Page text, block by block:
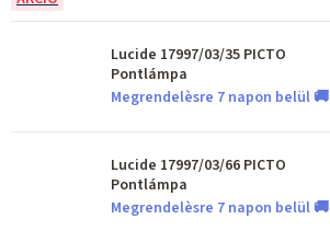
Lucide 17997/03/35 PICTO
Pontlámpa
Megrendelèsre 7 napon belül 🚚
Lucide 17997/03/66 PICTO
Pontlámpa
Megrendelèsre 7 napon belül 🚚